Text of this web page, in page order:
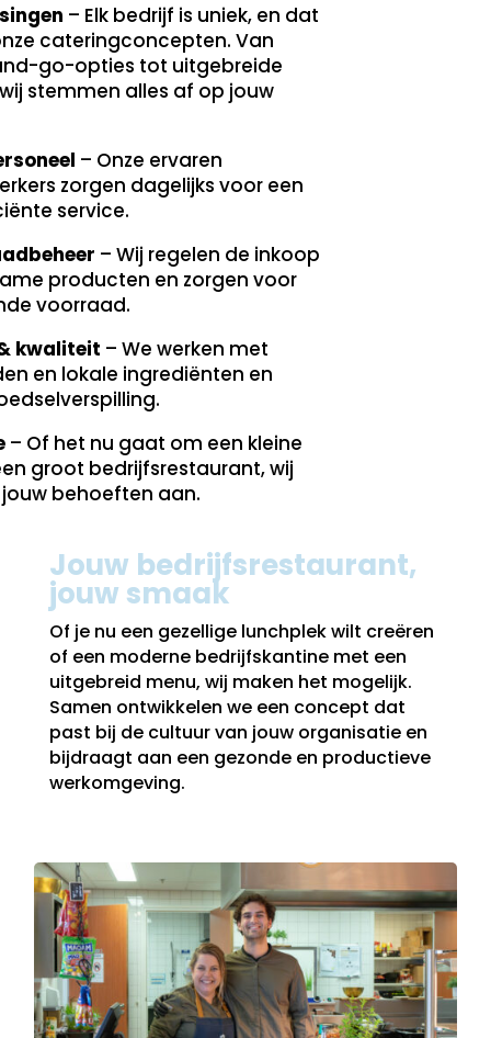
– Elk bedrijf is uniek, en dat
cateringconcepten. Van
go-opties tot uitgebreide
stemmen alles af op jouw
– Onze ervaren
zorgen dagelijks voor een
service.
– Wij regelen de inkoop
producten en zorgen voor
voorraad.
kwaliteit – We werken met
en lokale ingrediënten en
– Of het nu gaat om een kleine
groot bedrijfsrestaurant, wij
behoeften aan.
Jouw bedrijfsrestaurant,
jouw smaak
Of je nu een gezellige lunchplek wilt creëren
of een moderne bedrijfskantine met een
uitgebreid menu, wij maken het mogelijk.
Samen ontwikkelen we een concept dat
past bij de cultuur van jouw organisatie en
bijdraagt aan een gezonde en productieve
werkomgeving.